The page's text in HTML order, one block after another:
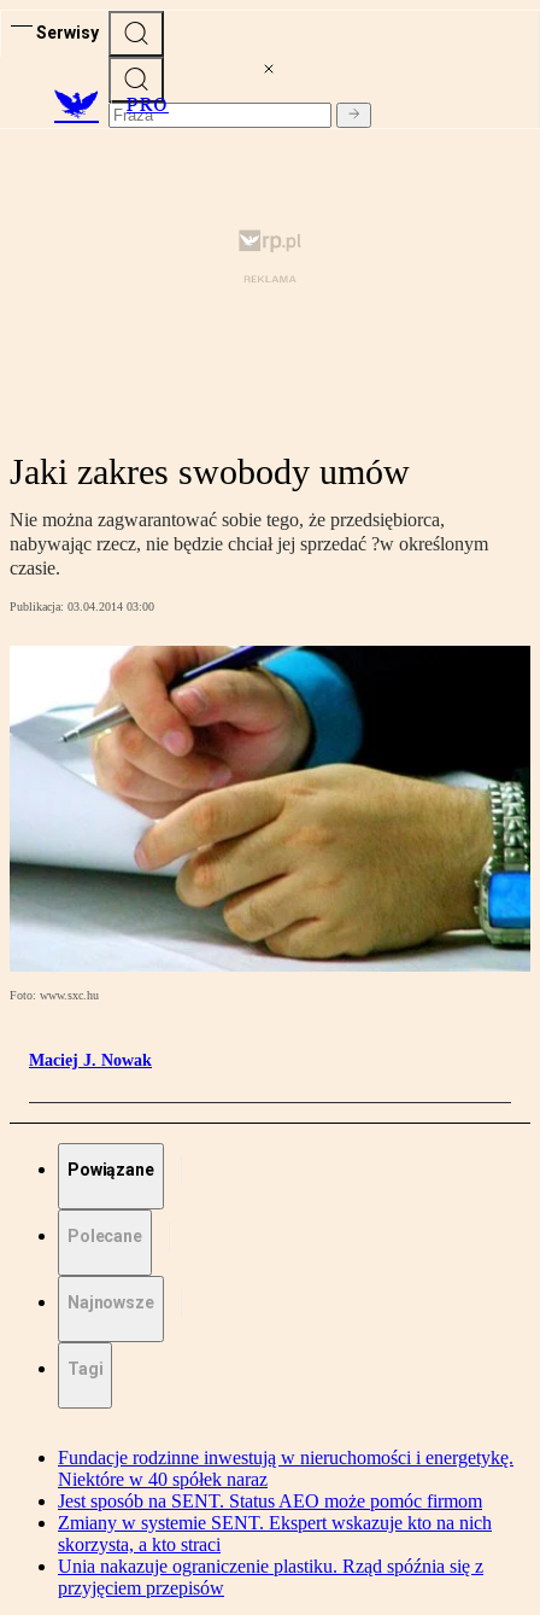
Serwisy
PRO
Jaki zakres swobody umów
Nie można zagwarantować sobie tego, że przedsiębiorca,
nabywając rzecz, nie będzie chciał jej sprzedać ?w określonym
czasie.
Publikacja: 03.04.2014 03:00
Foto: www.sxc.hu
Maciej J. Nowak
Powiązane
Polecane
Najnowsze
Tagi
Fundacje rodzinne inwestują w nieruchomości i energetykę.
Niektóre w 40 spółek naraz
Jest sposób na SENT. Status AEO może pomóc firmom
Zmiany w systemie SENT. Ekspert wskazuje kto na nich
skorzysta, a kto straci
Unia nakazuje ograniczenie plastiku. Rząd spóźnia się z
przyjęciem przepisów